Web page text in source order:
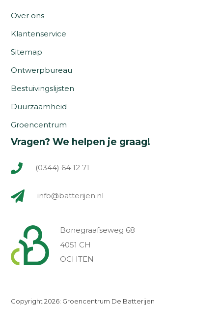
Over ons
Klantenservice
Sitemap
Ontwerpbureau
Bestuivingslijsten
Duurzaamheid
Groencentrum
Vragen? We helpen je graag!
(0344) 64 12 71
info@batterijen.nl
Bonegraafseweg 68
4051 CH
OCHTEN
Copyright 2026: Groencentrum De Batterijen